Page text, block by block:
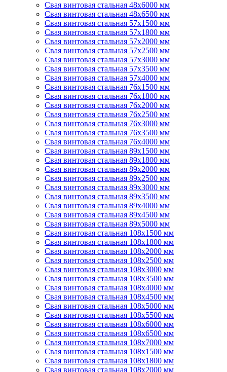
Свая винтовая стальная 48х6000 мм
Свая винтовая стальная 48х6500 мм
Свая винтовая стальная 57х1500 мм
Свая винтовая стальная 57х1800 мм
Свая винтовая стальная 57х2000 мм
Свая винтовая стальная 57х2500 мм
Свая винтовая стальная 57х3000 мм
Свая винтовая стальная 57х3500 мм
Свая винтовая стальная 57х4000 мм
Свая винтовая стальная 76х1500 мм
Свая винтовая стальная 76х1800 мм
Свая винтовая стальная 76х2000 мм
Свая винтовая стальная 76х2500 мм
Свая винтовая стальная 76х3000 мм
Свая винтовая стальная 76х3500 мм
Свая винтовая стальная 76х4000 мм
Свая винтовая стальная 89х1500 мм
Свая винтовая стальная 89х1800 мм
Свая винтовая стальная 89х2000 мм
Свая винтовая стальная 89х2500 мм
Свая винтовая стальная 89х3000 мм
Свая винтовая стальная 89х3500 мм
Свая винтовая стальная 89х4000 мм
Свая винтовая стальная 89х4500 мм
Свая винтовая стальная 89х5000 мм
Свая винтовая стальная 108х1500 мм
Свая винтовая стальная 108х1800 мм
Свая винтовая стальная 108х2000 мм
Свая винтовая стальная 108х2500 мм
Свая винтовая стальная 108х3000 мм
Свая винтовая стальная 108х3500 мм
Свая винтовая стальная 108х4000 мм
Свая винтовая стальная 108х4500 мм
Свая винтовая стальная 108х5000 мм
Свая винтовая стальная 108х5500 мм
Свая винтовая стальная 108х6000 мм
Свая винтовая стальная 108х6500 мм
Свая винтовая стальная 108х7000 мм
Свая винтовая стальная 108х1500 мм
Свая винтовая стальная 108х1800 мм
Свая винтовая стальная 108х2000 мм